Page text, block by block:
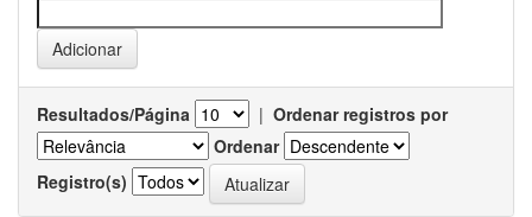
Resultados/Página | Ordenar registros por
Ordenar
Registro(s)